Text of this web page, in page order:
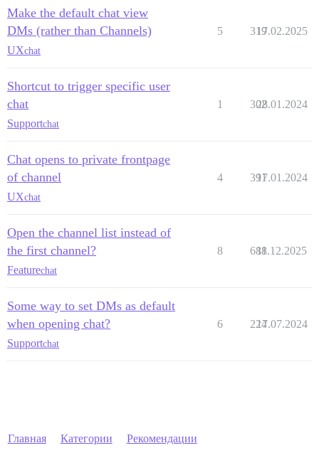
Make the default chat view
DMs (rather than Channels)
UXchat
5 319
17.02.2025
Shortcut to trigger specific user
chat
Supportchat
1 302
28.01.2024
Chat opens to private frontpage
of channel
UXchat
4 391
17.01.2024
Open the channel list instead of
the first channel?
Featurechat
8 688
11.12.2025
Some way to set DMs as default
when opening chat?
Supportchat
6 224
17.07.2024
Главная Категории Рекомендации